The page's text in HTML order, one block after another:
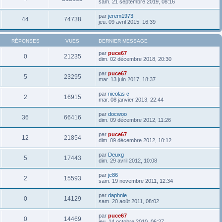
sam. 21 septembre 2019, 08:16
44 74738 par jerem1973
jeu. 09 avril 2015, 16:39
RÉPONSES VUES DERNIER MESSAGE
0 21235 par puce67
dim. 02 décembre 2018, 20:30
5 23295 par puce67
mar. 13 juin 2017, 18:37
2 16915 par nicolas c
mar. 08 janvier 2013, 22:44
36 66416 par docwoo
dim. 09 décembre 2012, 11:26
12 21854 par puce67
dim. 09 décembre 2012, 10:12
5 17443 par Deuxg
dim. 29 avril 2012, 10:08
2 15593 par jc86
sam. 19 novembre 2011, 12:34
0 14129 par daphnie
sam. 20 août 2011, 08:02
0 14469 par puce67